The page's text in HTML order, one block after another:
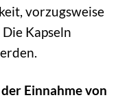
vorzugsweise
Kapseln
Einnahme von